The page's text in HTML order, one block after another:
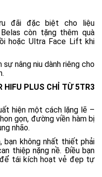
đãi đặc biệt cho liệu
còn tặng thêm quà
hoặc Ultra Face Lift khi
nâng niu dành riêng cho
HIFU PLUS CHỈ TỪ 5TR3
hiện một cách lặng lẽ –
gọn, đường viền hàm bị
nhão.
bạn không nhất thiết phải
thiệp nặng nề. Điều bạn
tái kích hoạt vẻ đẹp tự